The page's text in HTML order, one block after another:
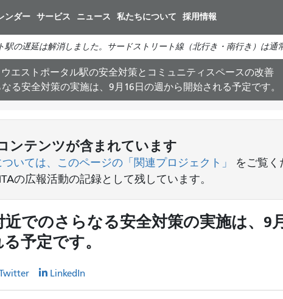
イ
ン
コ
テ
ンダー サービス ニュース 私たちについて 採用情報
の遅延は解消しました。サードストリート線（北行き・南行き）は通
ウエストポータル駅の安全対策とコミュニティスペースの改善
る安全対策の実施は、9月16日の週から開始される予定です。
ンテンツが含まれています
いては、このページの「関連プロジェクト」
をご覧く
の広報活動の記録として残しています。
でのさらなる安全対策の実施は、9
予定です。
LinkedIn